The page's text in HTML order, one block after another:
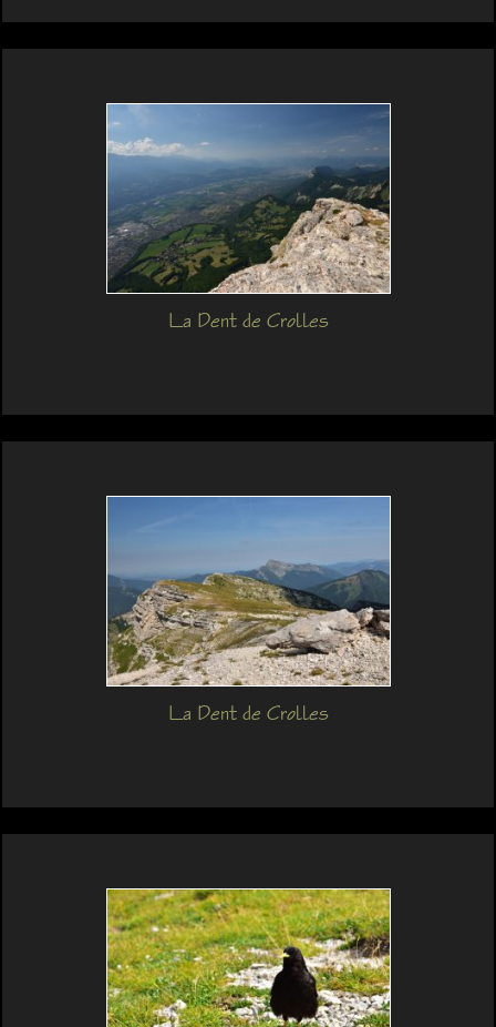
La Dent de Crolles
La Dent de Crolles